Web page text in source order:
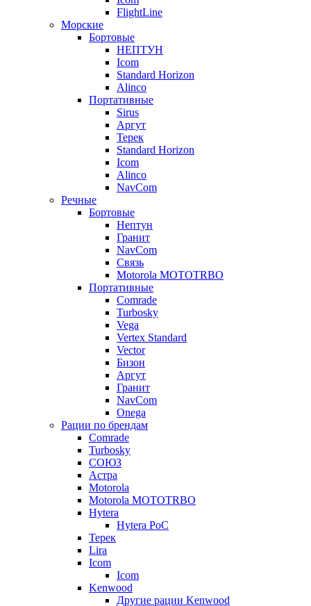
FlightLine
Морские
Бортовые
НЕПТУН
Icom
Standard Horizon
Alinco
Портативные
Sirus
Аргут
Терек
Standard Horizon
Icom
Alinco
NavCom
Речные
Бортовые
Нептун
Гранит
NavCom
Связь
Motorola MOTOTRBO
Портативные
Comrade
Turbosky
Vega
Vertex Standard
Vector
Бизон
Аргут
Гранит
NavCom
Onega
Рации по брендам
Comrade
Turbosky
СОЮЗ
Астра
Motorola
Motorola MOTOTRBO
Hytera
Hytera PoC
Терек
Lira
Icom
Icom
Kenwood
Другие рации Kenwood